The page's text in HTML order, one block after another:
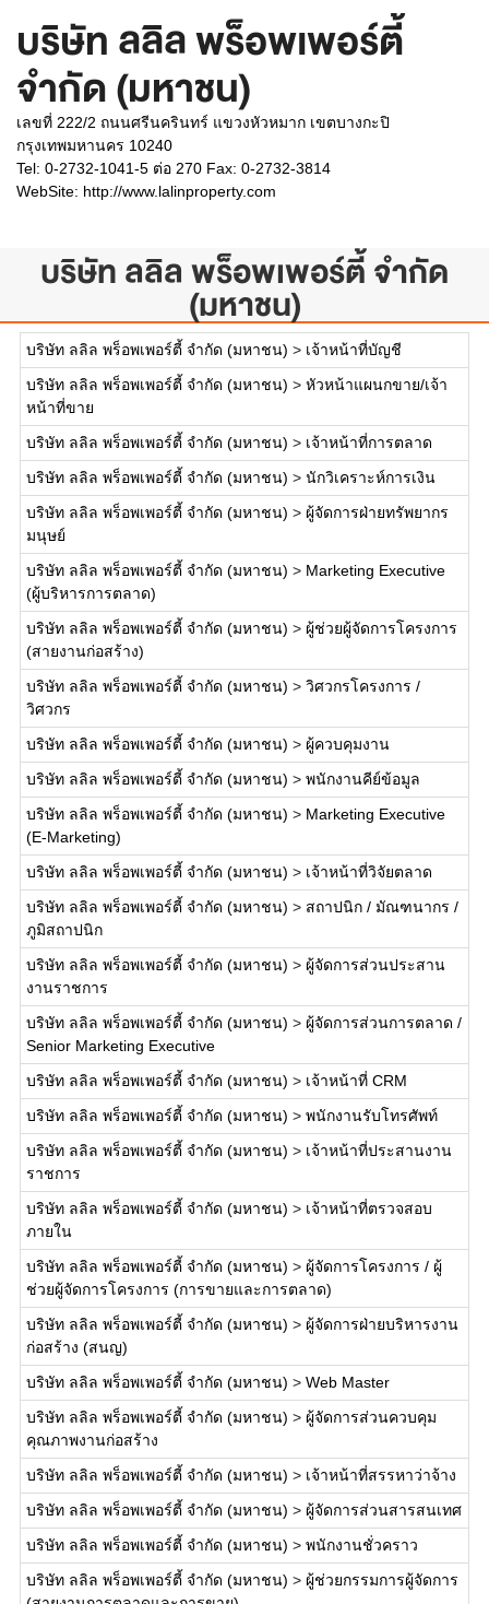
บริษัท ลลิล พร็อพเพอร์ตี้
จำกัด (มหาชน)
เลขที่ 222/2 ถนนศรีนครินทร์ แขวงหัวหมาก เขตบางกะปิ
กรุงเทพมหานคร 10240
Tel: 0-2732-1041-5 ต่อ 270 Fax: 0-2732-3814
WebSite: http://www.lalinproperty.com
บริษัท ลลิล พร็อพเพอร์ตี้ จำกัด
(มหาชน)
บริษัท ลลิล พร็อพเพอร์ตี้ จำกัด (มหาชน) > เจ้าหน้าที่บัญชี
บริษัท ลลิล พร็อพเพอร์ตี้ จำกัด (มหาชน) > หัวหน้าแผนกขาย/เจ้า
หน้าที่ขาย
บริษัท ลลิล พร็อพเพอร์ตี้ จำกัด (มหาชน) > เจ้าหน้าที่การตลาด
บริษัท ลลิล พร็อพเพอร์ตี้ จำกัด (มหาชน) > นักวิเคราะห์การเงิน
บริษัท ลลิล พร็อพเพอร์ตี้ จำกัด (มหาชน) > ผู้จัดการฝ่ายทรัพยากร
มนุษย์
บริษัท ลลิล พร็อพเพอร์ตี้ จำกัด (มหาชน) > Marketing Executive
(ผู้บริหารการตลาด)
บริษัท ลลิล พร็อพเพอร์ตี้ จำกัด (มหาชน) > ผู้ช่วยผู้จัดการโครงการ
(สายงานก่อสร้าง)
บริษัท ลลิล พร็อพเพอร์ตี้ จำกัด (มหาชน) > วิศวกรโครงการ /
วิศวกร
บริษัท ลลิล พร็อพเพอร์ตี้ จำกัด (มหาชน) > ผู้ควบคุมงาน
บริษัท ลลิล พร็อพเพอร์ตี้ จำกัด (มหาชน) > พนักงานคีย์ข้อมูล
บริษัท ลลิล พร็อพเพอร์ตี้ จำกัด (มหาชน) > Marketing Executive
(E-Marketing)
บริษัท ลลิล พร็อพเพอร์ตี้ จำกัด (มหาชน) > เจ้าหน้าที่วิจัยตลาด
บริษัท ลลิล พร็อพเพอร์ตี้ จำกัด (มหาชน) > สถาปนิก / มัณฑนากร /
ภูมิสถาปนิก
บริษัท ลลิล พร็อพเพอร์ตี้ จำกัด (มหาชน) > ผู้จัดการส่วนประสาน
งานราชการ
บริษัท ลลิล พร็อพเพอร์ตี้ จำกัด (มหาชน) > ผู้จัดการส่วนการตลาด /
Senior Marketing Executive
บริษัท ลลิล พร็อพเพอร์ตี้ จำกัด (มหาชน) > เจ้าหน้าที่ CRM
บริษัท ลลิล พร็อพเพอร์ตี้ จำกัด (มหาชน) > พนักงานรับโทรศัพท์
บริษัท ลลิล พร็อพเพอร์ตี้ จำกัด (มหาชน) > เจ้าหน้าที่ประสานงาน
ราชการ
บริษัท ลลิล พร็อพเพอร์ตี้ จำกัด (มหาชน) > เจ้าหน้าที่ตรวจสอบ
ภายใน
บริษัท ลลิล พร็อพเพอร์ตี้ จำกัด (มหาชน) > ผู้จัดการโครงการ / ผู้
ช่วยผู้จัดการโครงการ (การขายและการตลาด)
บริษัท ลลิล พร็อพเพอร์ตี้ จำกัด (มหาชน) > ผู้จัดการฝ่ายบริหารงาน
ก่อสร้าง (สนญ)
บริษัท ลลิล พร็อพเพอร์ตี้ จำกัด (มหาชน) > Web Master
บริษัท ลลิล พร็อพเพอร์ตี้ จำกัด (มหาชน) > ผู้จัดการส่วนควบคุม
คุณภาพงานก่อสร้าง
บริษัท ลลิล พร็อพเพอร์ตี้ จำกัด (มหาชน) > เจ้าหน้าที่สรรหาว่าจ้าง
บริษัท ลลิล พร็อพเพอร์ตี้ จำกัด (มหาชน) > ผู้จัดการส่วนสารสนเทศ
บริษัท ลลิล พร็อพเพอร์ตี้ จำกัด (มหาชน) > พนักงานชั่วคราว
บริษัท ลลิล พร็อพเพอร์ตี้ จำกัด (มหาชน) > ผู้ช่วยกรรมการผู้จัดการ